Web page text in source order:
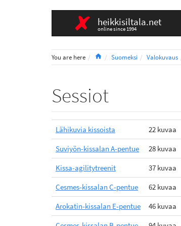
heikkisiltala.net
online since 1994
You are here HomeSuomeksi Valokuvaus
Sessiot
Lähikuvia kissoista
22 kuvaa
Suviyön-kissalan A-pentue
28 kuvaa
Kissa-agilitytreenit
37 kuvaa
Cesmes-kissalan C-pentue
62 kuvaa
Arokatin-kissalan E-pentue
46 kuvaa